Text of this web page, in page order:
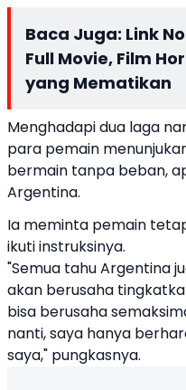
Baca Juga: Link
Full Movie, Film
yang Mematikan
Menghadapi dua laga
para pemain
bermain tanpa beban,
Argentina.
Ia meminta pemain
ikuti instruksinya.
"Semua tahu Argentina
akan berusaha
bisa berusaha
nanti, saya hanya
saya," pungkasnya.